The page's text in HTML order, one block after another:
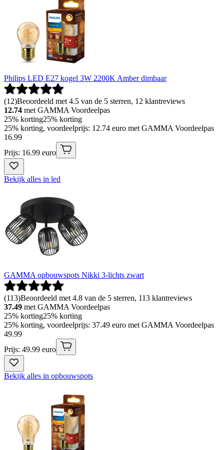
Philips LED E27 kogel 3W 2200K Amber dimbaar
(12)Beoordeeld met 4.5 van de 5 sterren, 12 klantreviews
12.74 met GAMMA Voordeelpas
25% korting25% korting
25% korting, voordeelprijs: 12.74 euro met GAMMA Voordeelpas
16.99
Prijs: 16.99 euro
Bekijk alles in led
GAMMA opbouwspots Nikki 3-lichts zwart
(113)Beoordeeld met 4.8 van de 5 sterren, 113 klantreviews
37.49 met GAMMA Voordeelpas
25% korting25% korting
25% korting, voordeelprijs: 37.49 euro met GAMMA Voordeelpas
49.99
Prijs: 49.99 euro
Bekijk alles in opbouwspots